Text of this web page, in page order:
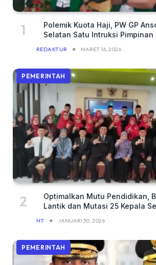
Polemik Kuota Haji, PW GP
Selatan Satu Intruksi Pimpinan
REDAKTUR MARET 16, 2026
PEMERINTAH
Optimalkan Mutu Pendidikan,
Lantik dan Mutasi 25 Kepala
HT JANUARI 30, 2026
PEMERINTAH